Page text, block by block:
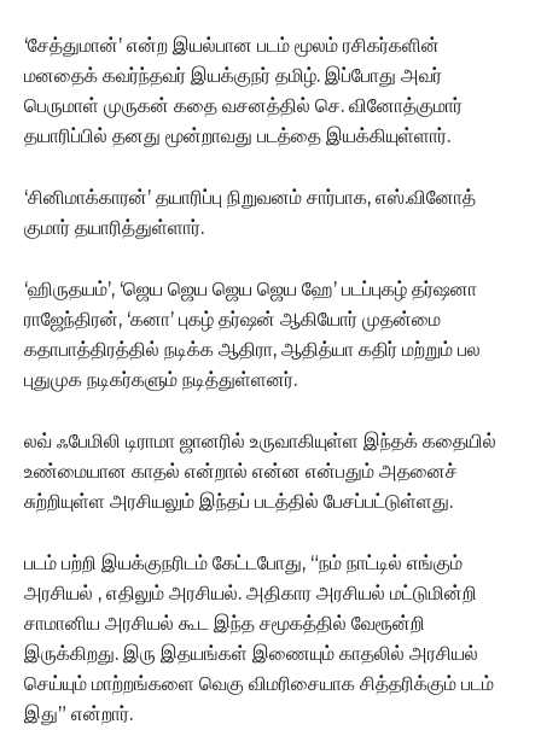
‘சேத்துமான்’ என்ற இயல்பான படம் மூலம் ரசிகர்களின்
மனதைக் கவர்ந்தவர் இயக்குநர் தமிழ். இப்போது அவர்
பெருமாள் முருகன் கதை வசனத்தில் செ. வினோத்குமார்
தயாரிப்பில் தனது மூன்றாவது படத்தை இயக்கியுள்ளார்.
‘சினிமாக்காரன்’ தயாரிப்பு நிறுவனம் சார்பாக, எஸ்.வினோத்
குமார் தயாரித்துள்ளார்.
‘ஹிருதயம்’, ‘ஜெய ஜெய ஜெய ஜெய ஹே’ படப்புகழ் தர்ஷனா
ராஜேந்திரன், ‘கனா’ புகழ் தர்ஷன் ஆகியோர் முதன்மை
கதாபாத்திரத்தில் நடிக்க ஆதிரா, ஆதித்யா கதிர் மற்றும் பல
புதுமுக நடிகர்களும் நடித்துள்ளனர்.
லவ் ஃபேமிலி டிராமா ஜானரில் உருவாகியுள்ள இந்தக் கதையில்
உண்மையான காதல் என்றால் என்ன என்பதும் அதனைச்
சுற்றியுள்ள அரசியலும் இந்தப் படத்தில் பேசப்பட்டுள்ளது.
படம் பற்றி இயக்குநரிடம் கேட்டபோது, “நம் நாட்டில் எங்கும்
அரசியல் , எதிலும் அரசியல். அதிகார அரசியல் மட்டுமின்றி
சாமானிய அரசியல் கூட இந்த சமூகத்தில் வேரூன்றி
இருக்கிறது. இரு இதயங்கள் இணையும் காதலில் அரசியல்
செய்யும் மாற்றங்களை வெகு விமரிசையாக சித்தரிக்கும் படம்
இது” என்றார்.